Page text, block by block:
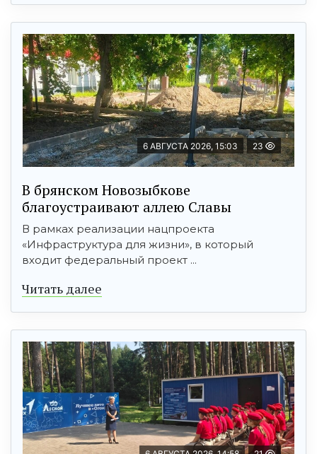
6 АВГУСТА 2026, 15:03 23
В брянском Новозыбкове
благоустраивают аллею Славы
В рамках реализации нацпроекта
«Инфраструктура для жизни», в который
входит федеральный проект ...
Читать далее